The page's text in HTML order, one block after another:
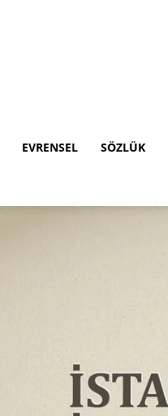
EVRENSEL SÖZLÜK